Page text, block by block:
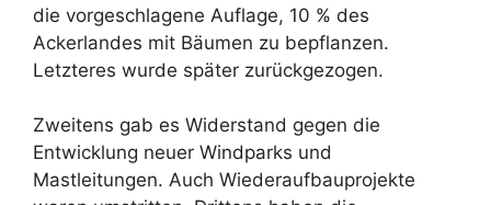
die vorgeschlagene Auflage, 10 % des
Ackerlandes mit Bäumen zu bepflanzen.
Letzteres wurde später zurückgezogen.
Zweitens gab es Widerstand gegen die
Entwicklung neuer Windparks und
Mastleitungen. Auch Wiederaufbauprojekte